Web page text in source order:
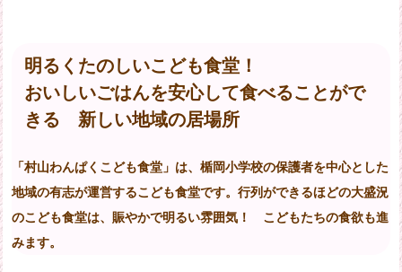
明るくたのしいこども食堂！
おいしいごはんを安心して食べることがで
きる 新しい地域の居場所
「村山わんぱくこども食堂」は、楯岡小学校の保護者を中心とした
地域の有志が運営するこども食堂です。行列ができるほどの大盛況
のこども食堂は、賑やかで明るい雰囲気！ こどもたちの食欲も進
みます。